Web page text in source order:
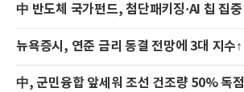
中 반도체 국가펀드, 첨단패키징·AI 칩 집중
뉴욕증시, 연준 금리 동결 전망에 3대 지수↑
中, 군민융합 앞세워 조선 건조량 50% 독점